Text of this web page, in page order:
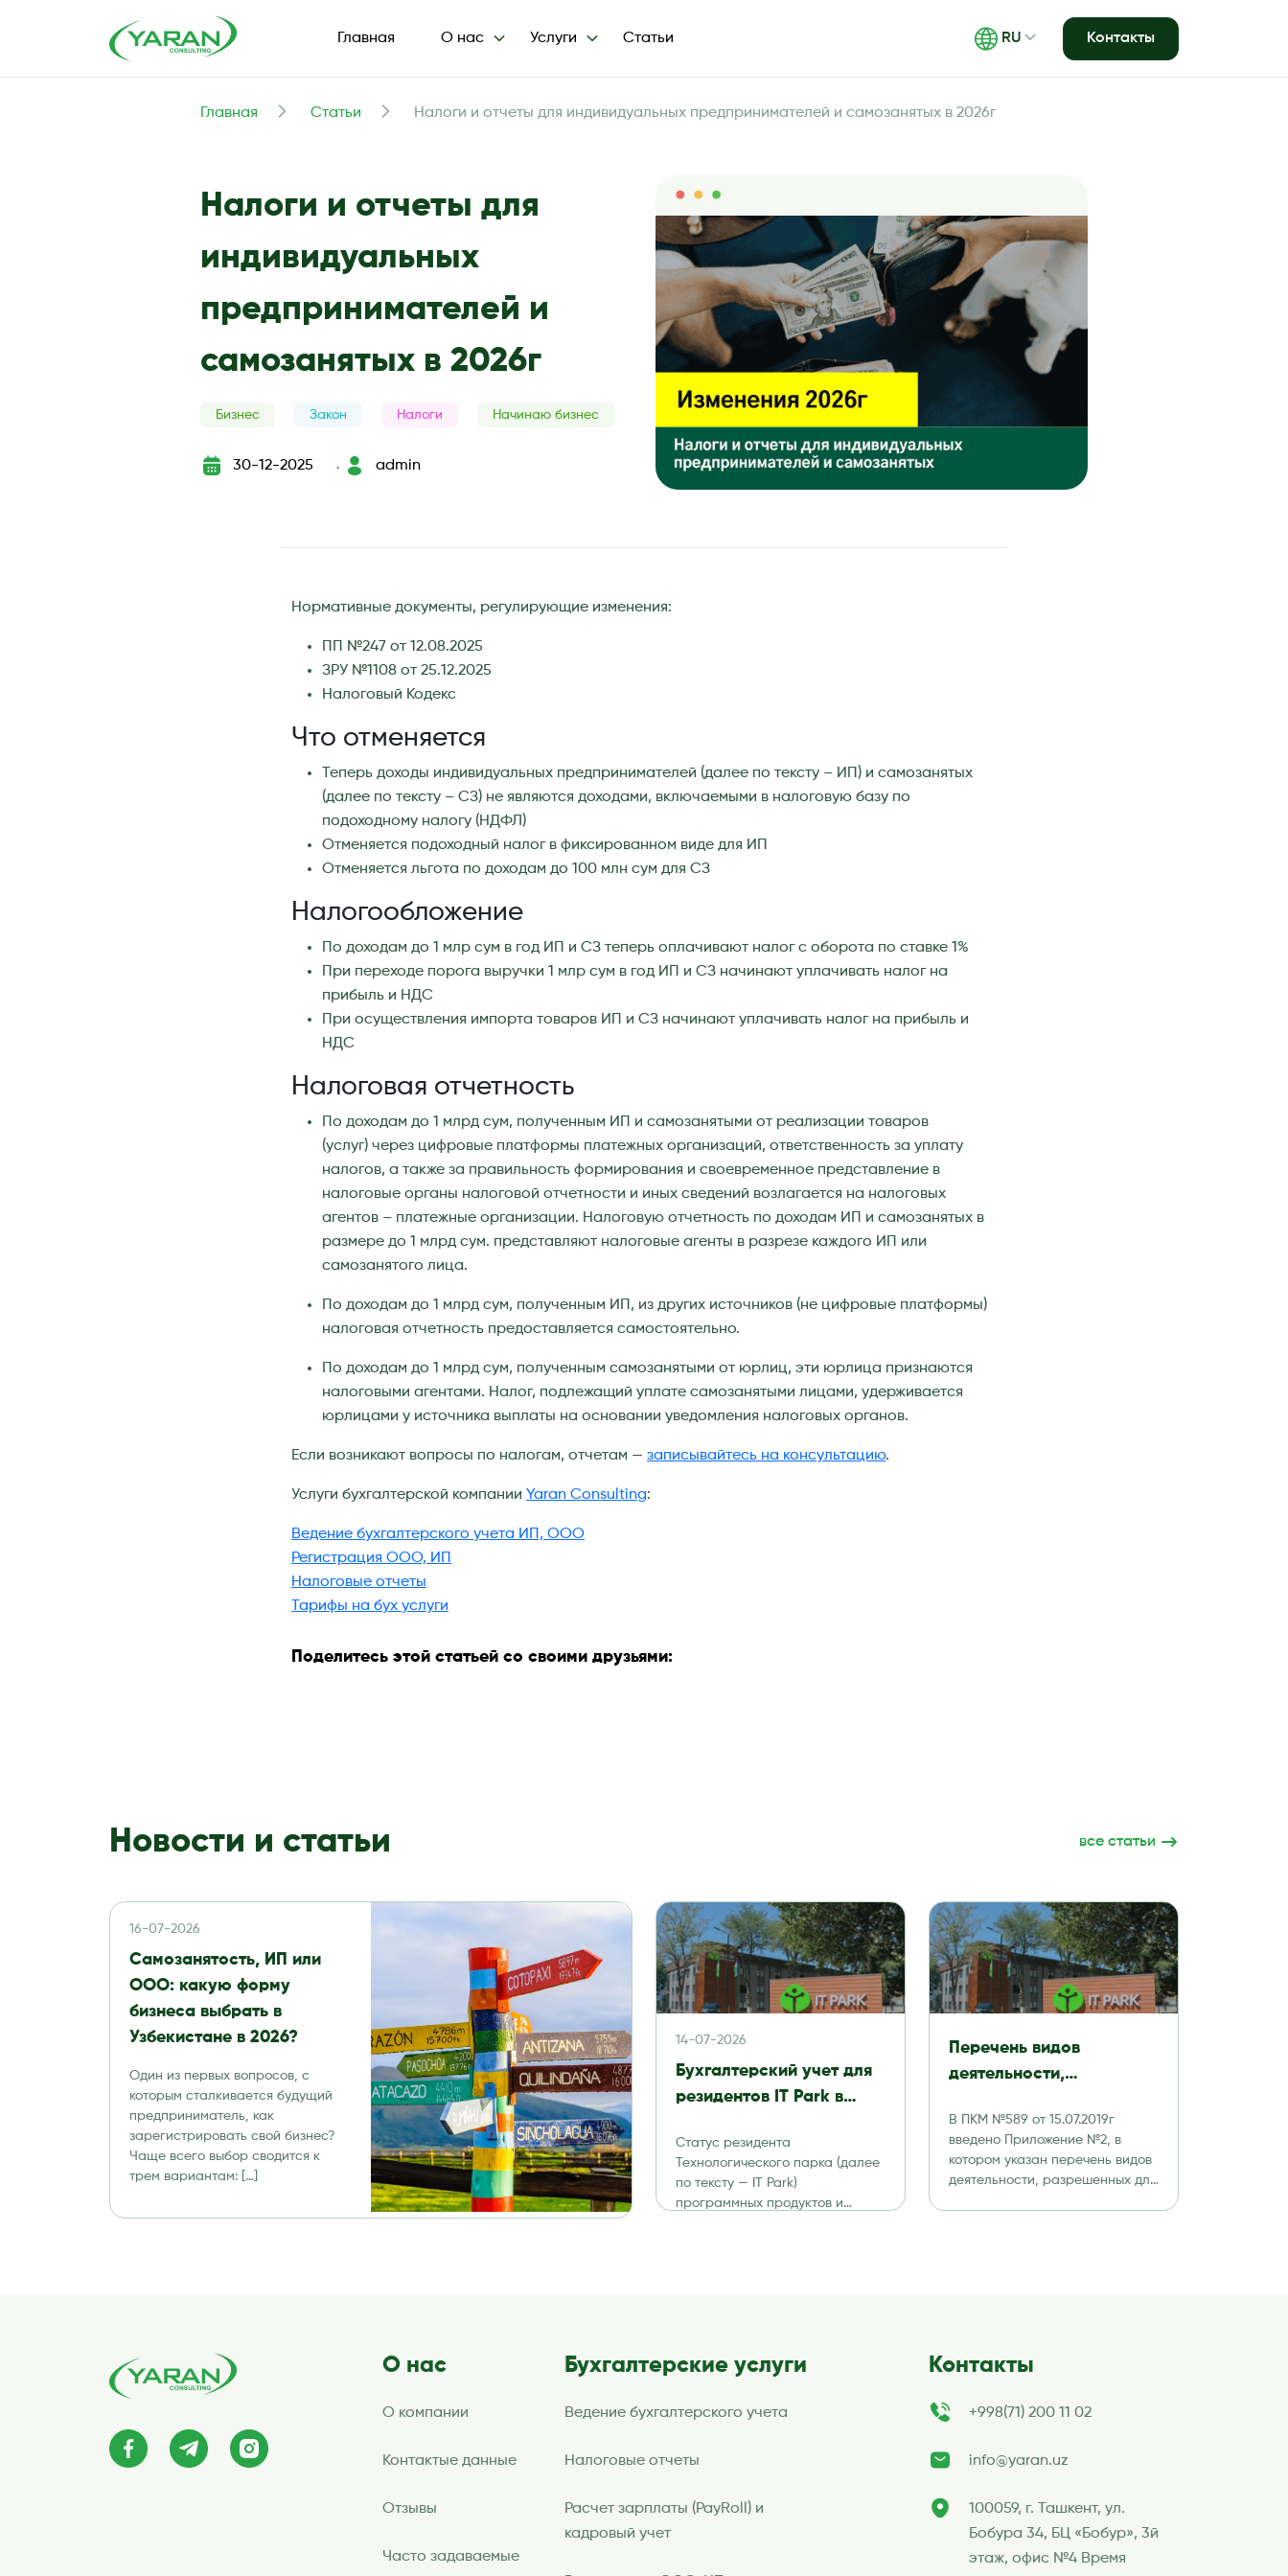
Главная О нас Услуги Статьи RU Контакты
Главная Статьи Налоги и отчеты для индивидуальных предпринимателей и самозанятых в 2026г
Налоги и отчеты для
индивидуальных
предпринимателей и
самозанятых в 2026г
Бизнес Закон Налоги Начинаю бизнес
30-12-2025
`
admin
Нормативные документы, регулирующие изменения:
ПП №247 от 12.08.2025
ЗРУ №1108 от 25.12.2025
Налоговый Кодекс
Что отменяется
Теперь доходы индивидуальных предпринимателей (далее по тексту – ИП) и самозанятых
(далее по тексту – СЗ) не являются доходами, включаемыми в налоговую базу по
подоходному налогу (НДФЛ)
Отменяется подоходный налог в фиксированном виде для ИП
Отменяется льгота по доходам до 100 млн сум для СЗ
Налогообложение
По доходам до 1 млр сум в год ИП и СЗ теперь оплачивают налог с оборота по ставке 1%
При переходе порога выручки 1 млр сум в год ИП и СЗ начинают уплачивать налог на
прибыль и НДС
При осуществления импорта товаров ИП и СЗ начинают уплачивать налог на прибыль и
НДС
Налоговая отчетность
По доходам до 1 млрд сум, полученным ИП и самозанятыми от реализации товаров
(услуг) через цифровые платформы платежных организаций, ответственность за уплату
налогов, а также за правильность формирования и своевременное представление в
налоговые органы налоговой отчетности и иных сведений возлагается на налоговых
агентов – платежные организации. Налоговую отчетность по доходам ИП и самозанятых в
размере до 1 млрд сум. представляют налоговые агенты в разрезе каждого ИП или
самозанятого лица.
По доходам до 1 млрд сум, полученным ИП, из других источников (не цифровые платформы)
налоговая отчетность предоставляется самостоятельно.
По доходам до 1 млрд сум, полученным самозанятыми от юрлиц, эти юрлица признаются
налоговыми агентами. Налог, подлежащий уплате самозанятыми лицами, удерживается
юрлицами у источника выплаты на основании уведомления налоговых органов.
Если возникают вопросы по налогам, отчетам — записывайтесь на консультацию.
Услуги бухгалтерской компании Yaran Consulting:
Ведение бухгалтерского учета ИП, ООО
Регистрация ООО, ИП
Налоговые отчеты
Тарифы на бух услуги
Поделитесь этой статьей со своими друзьями:
Новости и статьи все статьи
16-07-2026
Самозанятость, ИП или
ООО: какую форму
бизнеса выбрать в
Узбекистане в 2026?
Один из первых вопросов, с
которым сталкивается будущий
предприниматель, как
зарегистрировать свой бизнес?
Чаще всего выбор сводится к
трем вариантам: […]
14-07-2026
Бухгалтерский учет для
резидентов IT Park в
налоги, отчетность и
Статус резидента
Технологического парка (далее
по тексту — IT Park)
программных продуктов и
Перечень видов
деятельности,
осуществлению
резидентами
Технологического парка
В ПКМ №589 от 15.07.2019г
введено Приложение №2, в
котором указан перечень видов
деятельности, разрешенных для
О нас
О компании
Контактые данные
Отзывы
Часто задаваемые
Бухгалтерские услуги
Ведение бухгалтерского учета
Налоговые отчеты
Расчет зарплаты (PayRoll) и
кадровый учет
Контакты
+998(71) 200 11 02
info@yaran.uz
100059, г. Ташкент, ул.
Бобура 34, БЦ «Бобур», 3й
этаж, офис №4 Время